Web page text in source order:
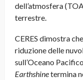
dell’atmosfera (TOA,
terrestre.
CERES dimostra
riduzione delle
sull’Oceano
Earthshinetermina